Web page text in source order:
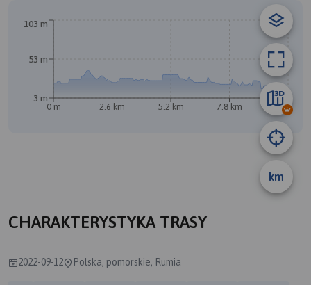
B
km
0 m 2.6 km 5.2 km 7.8 km 10 km
3 m
53 m
103 m
CHARAKTERYSTYKA TRASY
2022-09-12 Polska, pomorskie, Rumia